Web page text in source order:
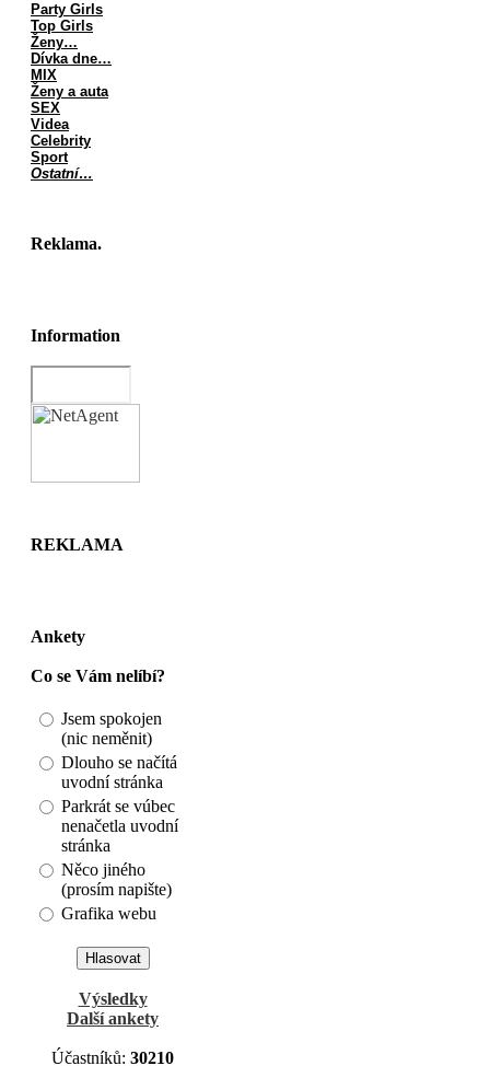
Party Girls
Top Girls
Ženy…
Dívka dne…
MIX
Ženy a auta
SEX
Videa
Celebrity
Sport
Ostatní…
Reklama.
Information
REKLAMA
Ankety
Co se Vám nelíbí?
Jsem spokojen
(nic neměnit)
Dlouho se načítá
uvodní stránka
Parkrát se vúbec
nenačetla uvodní
stránka
Něco jiného
(prosím napište)
Grafika webu
Výsledky
Další ankety
Účastníků: 30210